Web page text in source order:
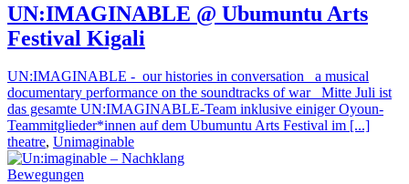
UN:IMAGINABLE @ Ubumuntu Arts
Festival Kigali
UN:IMAGINABLE - our histories in conversation _a musical
documentary performance on the soundtracks of war_ Mitte Juli ist
das gesamte UN:IMAGINABLE-Team inklusive einiger Oyoun-
Teammitglieder*innen auf dem Ubumuntu Arts Festival im [...]
theatre, Unimaginable
Bewegungen